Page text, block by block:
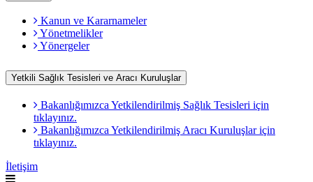
Kanun ve Kararnameler
Yönetmelikler
Yönergeler
Yetkili Sağlık Tesisleri ve Aracı Kuruluşlar
Bakanlığımızca Yetkilendirilmiş Sağlık Tesisleri için
tıklayınız.
Bakanlığımızca Yetkilendirilmiş Aracı Kuruluşlar için
tıklayınız.
İletişim